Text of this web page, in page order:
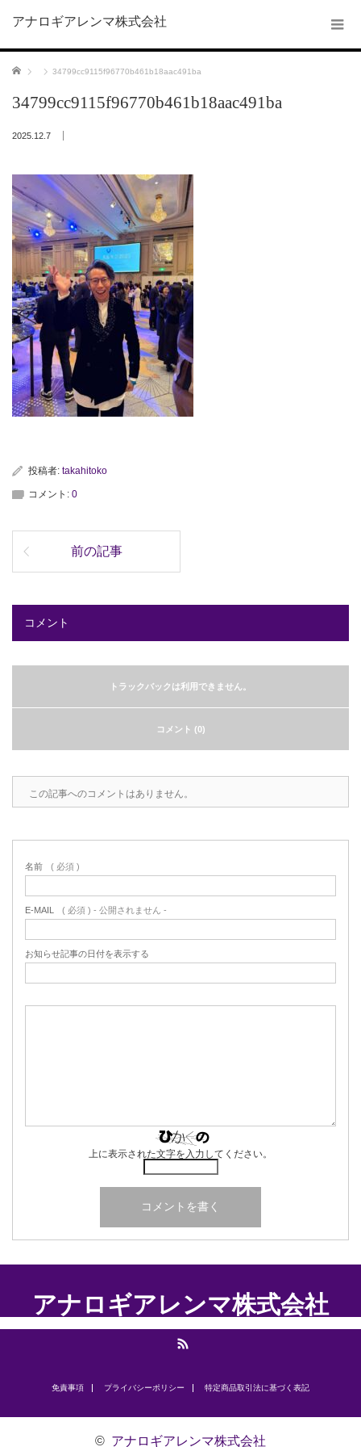
アナロギアレンマ株式会社
ホーム 34799cc9115f96770b461b18aac491ba
34799cc9115f96770b461b18aac491ba
2025.12.7
投稿者: takahitoko
コメント: 0
前の記事
コメント
トラックバックは利用できません。
コメント (0)
この記事へのコメントはありません。
名前 ( 必須 )
E-MAIL ( 必須 ) - 公開されません -
お知らせ記事の日付を表示する
上に表示された文字を入力してください。
アナロギアレンマ株式会社
免責事項 プライバシーポリシー ​特定商品取引法に基づく表記
© アナロギアレンマ株式会社